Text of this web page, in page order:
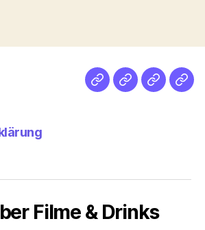
NetzMedien
Filme & Drinks